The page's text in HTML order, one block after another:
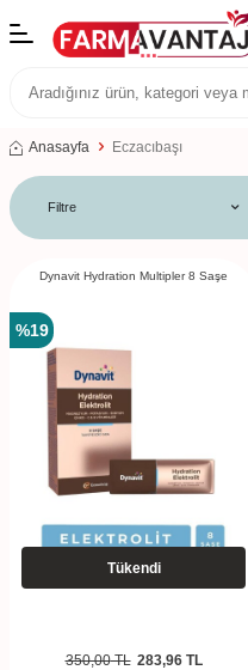
Anasayfa Eczacıbaşı
Filtre
Dynavit Hydration Multipler 8 Saşe
%19
Tükendi
350,00TL 283,96TL